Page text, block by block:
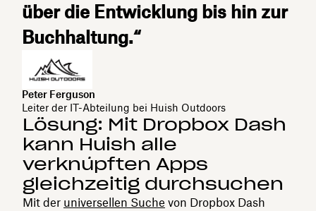
über die Entwicklung bis hin zur
Buchhaltung.“
Peter Ferguson
Leiter der IT-Abteilung bei Huish Outdoors
Lösung: Mit Dropbox Dash
kann Huish alle
verknüpften Apps
gleichzeitig durchsuchen
Mit der universellen Suche von Dropbox Dash